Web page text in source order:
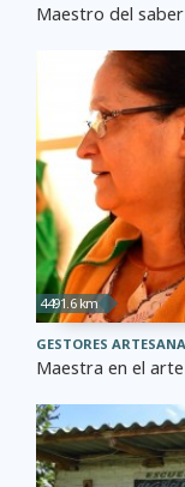
Maestro del
4491.6 km
GESTORES
Maestra en el